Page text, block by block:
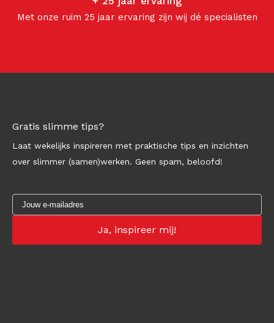
Met onze ruim 25 jaar ervaring zijn wij dé specialisten
Gratis slimme tips?
Laat wekelijks inspireren met praktische tips en inzichten
over slimmer (samen)werken. Geen spam, beloofd!